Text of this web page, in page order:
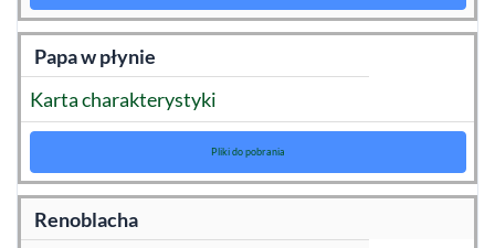
Papa w płynie
Karta charakterystyki
Pliki do pobrania
Renoblacha